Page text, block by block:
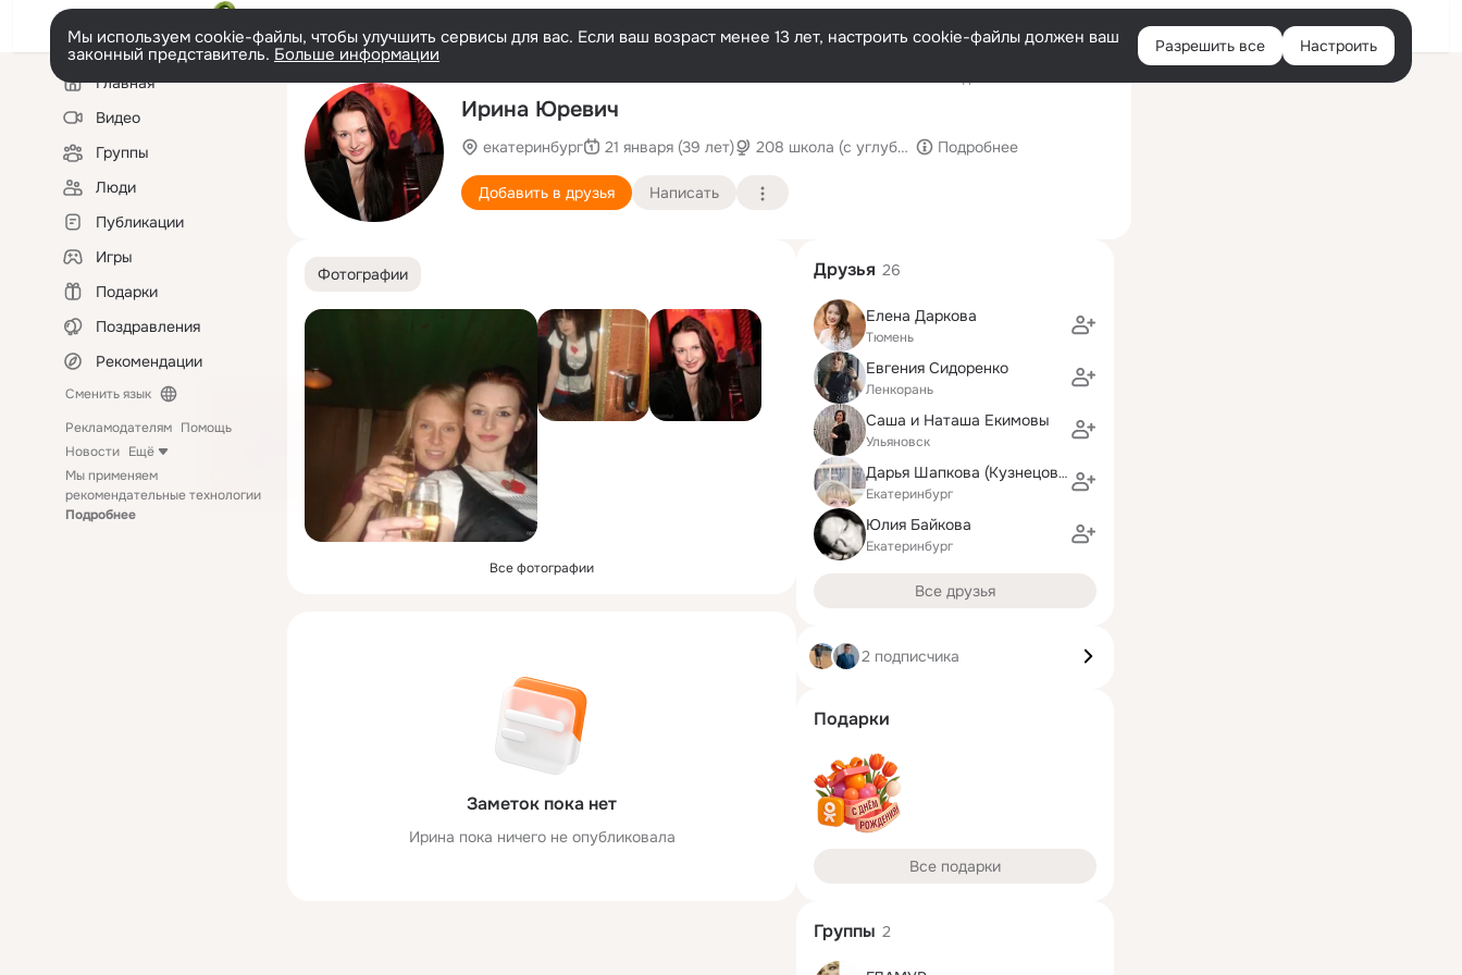
Войти
Мы используем cookie-файлы, чтобы улучшить сервисы для вас. Если ваш возраст менее 13 лет, настроить cookie-файлы должен ваш
законный представитель. Больше информации Разрешить все Настроить
Левая
колонкаГлавная
Видео
Группы
Люди
Публикации
Игры
Подарки
Поздравления
Рекомендации
Сменить язык
Рекламодателям Помощь
Новости Ещё
Мы применяем
рекомендательные технологии
Подробнее
Ирина Юревич
екатеринбург 21 января (39 лет) 208 школа (с углубленным изучением предметов художественно-эстетического цикла)
Подробнее
Добавить в друзья Написать
Фотографии
Все фотографии
Заметок пока нет
Ирина пока ничего не опубликовала
Друзья 26
Елена Даркова
Тюмень
Евгения Сидоренко
Ленкорань
Саша и Наташа Екимовы
Ульяновск
Дарья Шапкова (Кузнецова)
Екатеринбург
Юлия Байкова
Екатеринбург
Все друзья
2 подписчика
Подарки
Все подарки
Группы 2